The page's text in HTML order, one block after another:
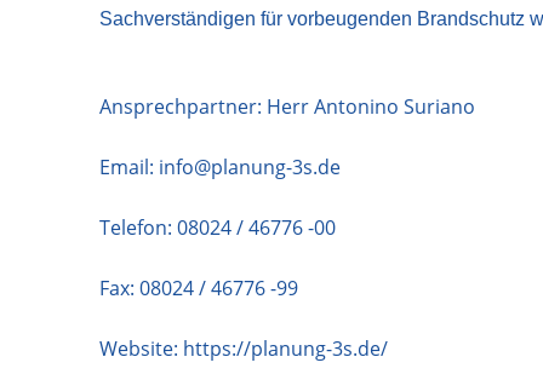
Sachverständigen für vorbeugenden Brandschutz
Ansprechpartner: Herr Antonino Suriano
Email: info@planung-3s.de
Telefon: 08024 / 46776 -00
Fax: 08024 / 46776 -99
Website: https://planung-3s.de/